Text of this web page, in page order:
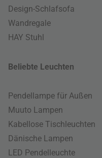
Design-Schlafsofa
Wandregale
HAY Stuhl
Beliebte Leuchten
Pendellampe für Außen
Muuto Lampen
Kabellose Tischleuchten
Dänische Lampen
LED Pendelleuchte